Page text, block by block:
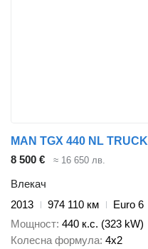
MAN TGX 440 NL TRUCK
8 500 €
≈ 16 650 лв.
Влекач
2013
974 110 км
Euro 6
Мощност 440 к.с. (323 kW)
Колесна формула 4x2